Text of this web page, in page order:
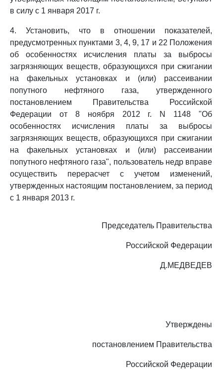
в силу с 1 января 2017 г.
4. Установить, что в отношении показателей,
предусмотренных пунктами 3, 4, 9, 17 и 22 Положения
об особенностях исчисления платы за выбросы
загрязняющих веществ, образующихся при сжигании
на факельных установках и (или) рассеивании
попутного нефтяного газа, утвержденного
постановлением Правительства Российской
Федерации от 8 ноября 2012 г. N 1148 "Об
особенностях исчисления платы за выбросы
загрязняющих веществ, образующихся при сжигании
на факельных установках и (или) рассеивании
попутного нефтяного газа", пользователь недр вправе
осуществить перерасчет с учетом изменений,
утвержденных настоящим постановлением, за период
с 1 января 2013 г.
Председатель Правительства
Российской Федерации
Д.МЕДВЕДЕВ
Утверждены
постановлением Правительства
Российской Федерации